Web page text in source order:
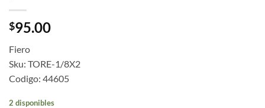
$95.00
Fiero
Sku: TORE-1/8X2
Codigo: 44605
2 disponibles